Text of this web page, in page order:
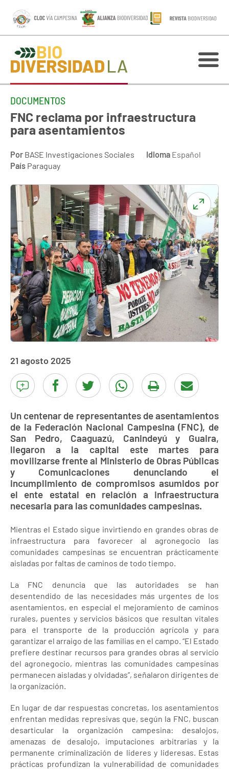
DOCUMENTOS
FNC reclama por infraestructura
para asentamientos
Por BASE Investigaciones Sociales Idioma Español
País Paraguay
21 agosto 2025
Un centenar de representantes de asentamientos
de la Federación Nacional Campesina (FNC), de
San Pedro, Caaguazú, Canindeyú y Guaira,
llegaron a la capital este martes para
movilizarse frente al Ministerio de Obras Públicas
y Comunicaciones denunciando el
incumplimiento de compromisos asumidos por
el ente estatal en relación a infraestructura
necesaria para las comunidades campesinas.
Mientras el Estado sigue invirtiendo en grandes obras de
infraestructura para favorecer al agronegocio las
comunidades campesinas se encuentran prácticamente
aisladas por faltas de caminos de todo tiempo.
La FNC denuncia que las autoridades se han
desentendido de las necesidades más urgentes de los
asentamientos, en especial el mejoramiento de caminos
rurales, puentes y servicios básicos que resultan vitales
para el transporte de la producción agrícola y para
garantizar el arraigo de las familias en el campo. “El Estado
prefiere destinar recursos para grandes obras al servicio
del agronegocio, mientras las comunidades campesinas
permanecen aisladas y olvidadas”, señalaron dirigentes de
la organización.
En lugar de dar respuestas concretas, los asentamientos
enfrentan medidas represivas que, según la FNC, buscan
desarticular la organización campesina: desalojos,
amenazas de desalojo, imputaciones arbitrarias y la
permanente criminalización de líderes y lideresas. Estas
prácticas profundizan la vulnerabilidad de comunidades